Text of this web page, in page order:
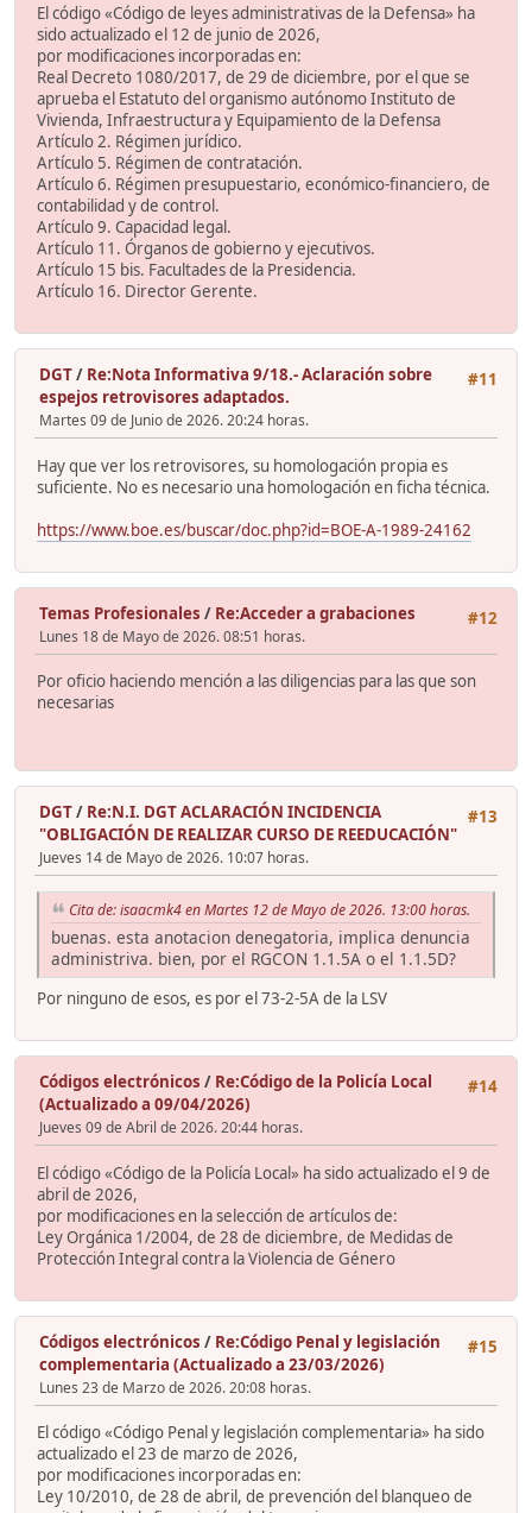
El código «Código de leyes administrativas de la Defensa» ha
sido actualizado el 12 de junio de 2026,
por modificaciones incorporadas en:
Real Decreto 1080/2017, de 29 de diciembre, por el que se
aprueba el Estatuto del organismo autónomo Instituto de
Vivienda, Infraestructura y Equipamiento de la Defensa
Artículo 2. Régimen jurídico.
Artículo 5. Régimen de contratación.
Artículo 6. Régimen presupuestario, económico-financiero, de
contabilidad y de control.
Artículo 9. Capacidad legal.
Artículo 11. Órganos de gobierno y ejecutivos.
Artículo 15 bis. Facultades de la Presidencia.
Artículo 16. Director Gerente.
#11
DGT/ Re:Nota Informativa 9/18.- Aclaración sobre
espejos retrovisores adaptados.
Martes 09 de Junio de 2026. 20:24 horas.
Hay que ver los retrovisores, su homologación propia es
suficiente. No es necesario una homologación en ficha técnica.
https://www.boe.es/buscar/doc.php?id=BOE-A-1989-24162
#12
Temas Profesionales / Re:Acceder a grabaciones
Lunes 18 de Mayo de 2026. 08:51 horas.
Por oficio haciendo mención a las diligencias para las que son
necesarias
#13
DGT/ Re:N.I. DGT ACLARACIÓN INCIDENCIA
"OBLIGACIÓN DE REALIZAR CURSO DE REEDUCACIÓN"
Jueves 14 de Mayo de 2026. 10:07 horas.
Cita de: isaacmk4 en Martes 12 de Mayo de 2026. 13:00 horas.
buenas. esta anotacion denegatoria, implica denuncia
administriva. bien, por el RGCON 1.1.5A o el 1.1.5D?
Por ninguno de esos, es por el 73-2-5A de la LSV
#14
Códigos electrónicos / Re:Código de la Policía Local
(Actualizado a 09/04/2026)
Jueves 09 de Abril de 2026. 20:44 horas.
El código «Código de la Policía Local» ha sido actualizado el 9 de
abril de 2026,
por modificaciones en la selección de artículos de:
Ley Orgánica 1/2004, de 28 de diciembre, de Medidas de
Protección Integral contra la Violencia de Género
#15
Códigos electrónicos / Re:Código Penal y legislación
complementaria (Actualizado a 23/03/2026)
Lunes 23 de Marzo de 2026. 20:08 horas.
El código «Código Penal y legislación complementaria» ha sido
actualizado el 23 de marzo de 2026,
por modificaciones incorporadas en:
Ley 10/2010, de 28 de abril, de prevención del blanqueo de